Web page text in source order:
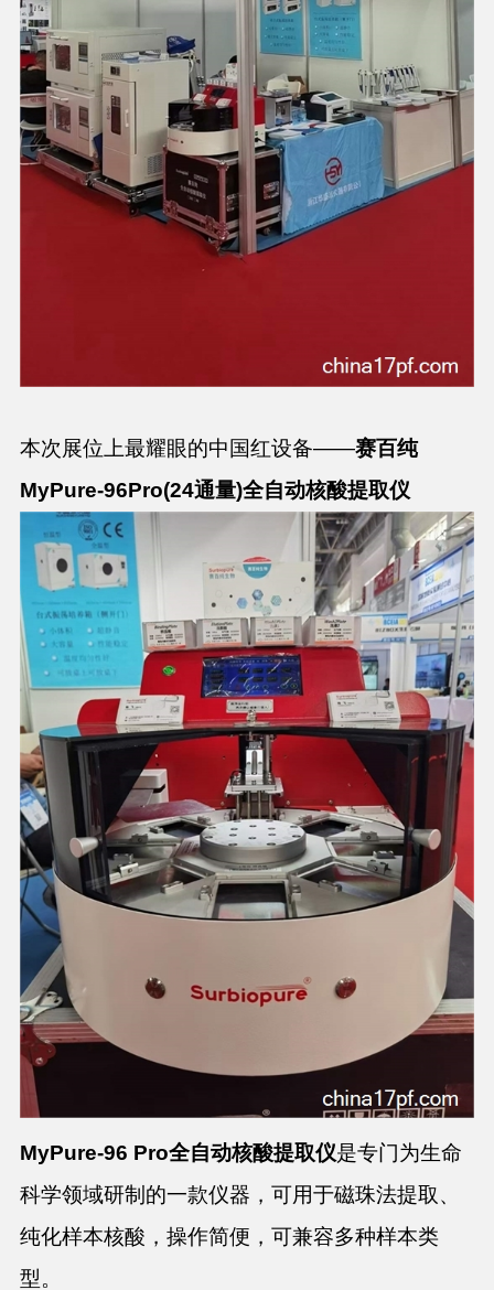
本次展位上最耀眼的中国红设备——赛百纯
MyPure-96Pro(24通量)全自动核酸提取仪
MyPure-96 Pro全自动核酸提取仪是专门为生命
科学领域研制的一款仪器，可用于磁珠法提取、
纯化样本核酸，操作简便，可兼容多种样本类
型。